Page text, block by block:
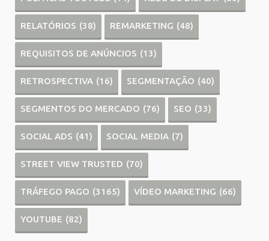
RELATÓRIOS (38) REMARKETING (48)
REQUISITOS DE ANÚNCIOS (13)
RETROSPECTIVA (16) SEGMENTAÇÃO (40)
SEGMENTOS DO MERCADO (76) SEO (33)
SOCIAL ADS (41) SOCIAL MEDIA (7)
STREET VIEW TRUSTED (70)
TRÁFEGO PAGO (3165) VÍDEO MARKETING (66)
YOUTUBE (82)